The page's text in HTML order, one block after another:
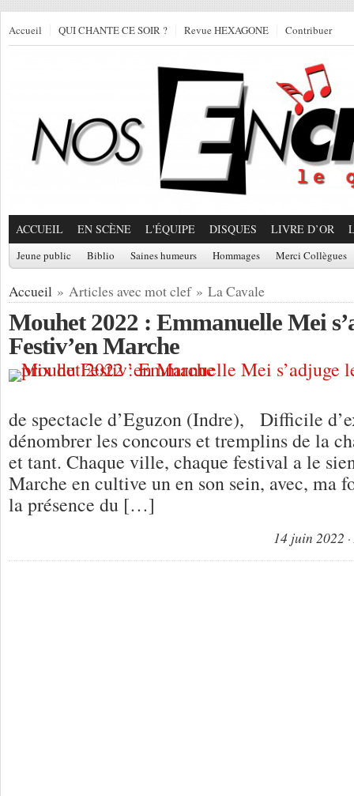
Accueil QUI CHANTE CE SOIR ? Revue HEXAGONE Contribuer
ACCUEIL EN SCÈNE L'ÉQUIPE DISQUES LIVRE D’OR
Jeune public Biblio Saines humeurs Hommages Merci Collègues
Accueil » Articles avec mot clef » La Cavale
Mouhet 2022 : Emmanuelle Mei
Festiv’en Marche
de spectacle d’Eguzon (Indre), Difficile
dénombrer les concours et tremplins de la
et tant. Chaque ville, chaque festival a le
Marche en cultive un en son sein, avec, ma
la présence du […]
14 juin 2022